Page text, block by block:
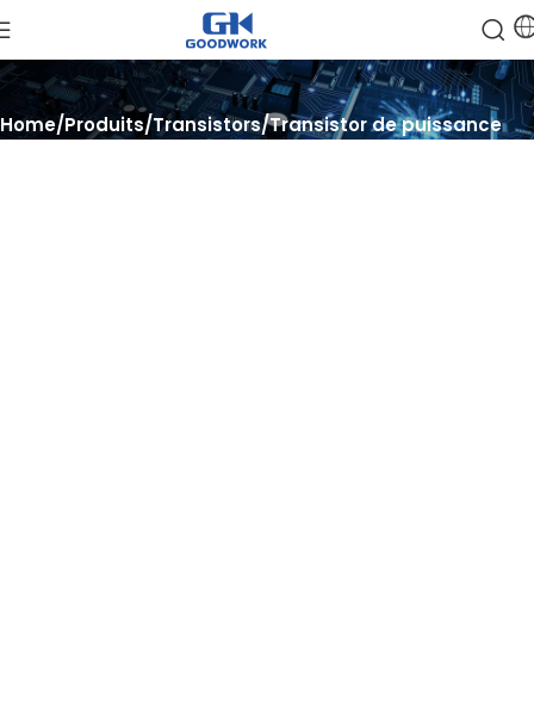
Home Produits Transistors Transistor de puissance